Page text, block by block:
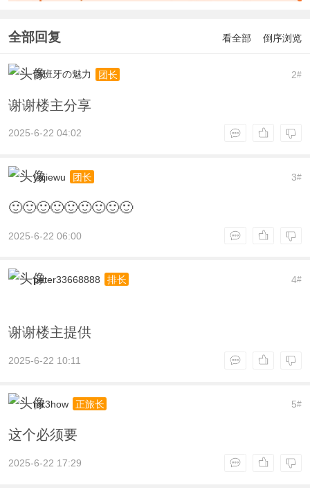
全部回复 看全部 倒序浏览
2#
西班牙の魅力 团长
谢谢楼主分享
2025-6-22 04:02
3#
yujiewu 团长
🙂🙂🙂🙂🙂🙂🙂🙂🙂
2025-6-22 06:00
4#
peter33668888 排长
谢谢楼主提供
2025-6-22 10:11
5#
mr3how 正旅长
这个必须要
2025-6-22 17:29